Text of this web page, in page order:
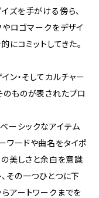
ズを手がける傍ら、
やロゴマークをデザイ
にコミットしてきた。
ン・そしてカルチャー
ものが表されたプロ
ーシックなアイテム
ワードや曲名をタイポ
の美しさと余白を意識
その一つひとつに下
アートワークまでを